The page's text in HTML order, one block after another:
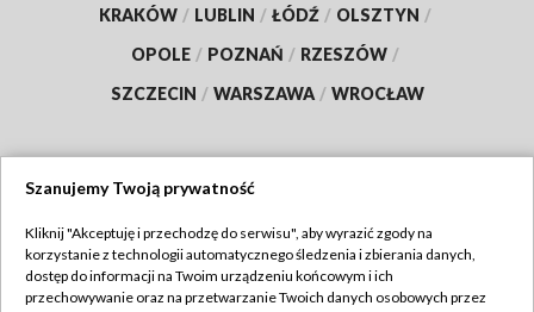
KRAKÓW / LUBLIN / ŁÓDŹ / OLSZTYN /
OPOLE / POZNAŃ / RZESZÓW /
SZCZECIN / WARSZAWA / WROCŁAW
TVP
Abonament TVP
Regulamin TVP
Szanujemy Twoją prywatność
Kliknij "Akceptuję i przechodzę do serwisu", aby wyrazić zgody na
korzystanie z technologii automatycznego śledzenia i zbierania danych,
dostęp do informacji na Twoim urządzeniu końcowym i ich
przechowywanie oraz na przetwarzanie Twoich danych osobowych przez